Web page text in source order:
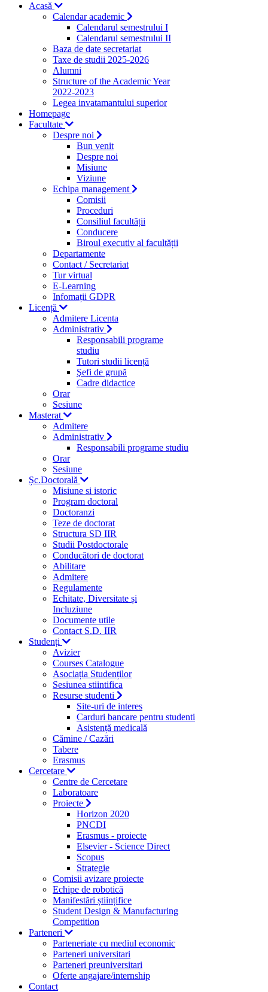
Acasă
Calendar academic
Calendarul semestrului I
Calendarul semestrului II
Baza de date secretariat
Taxe de studii 2025-2026
Alumni
Structure of the Academic Year
2022-2023
Legea invatamantului superior
Homepage
Facultate
Despre noi
Bun venit
Despre noi
Misiune
Viziune
Echipa management
Comisii
Proceduri
Consiliul facultății
Conducere
Biroul executiv al facultății
Departamente
Contact / Secretariat
Tur virtual
E-Learning
Infomații GDPR
Licență
Admitere Licenta
Administrativ
Responsabili programe
studiu
Tutori studii licență
Şefi de grupă
Cadre didactice
Orar
Sesiune
Masterat
Admitere
Administrativ
Responsabili programe studiu
Orar
Sesiune
Șc.Doctorală
Misiune si istoric
Program doctoral
Doctoranzi
Teze de doctorat
Structura SD IIR
Studii Postdoctorale
Conducători de doctorat
Abilitare
Admitere
Regulamente
Echitate, Diversitate și
Incluziune
Documente utile
Contact S.D. IIR
Studenți
Avizier
Courses Catalogue
Asociația Studenților
Sesiunea stiintifica
Resurse studenti
Site-uri de interes
Carduri bancare pentru studenti
Asistență medicală
Cămine / Cazări
Tabere
Erasmus
Cercetare
Centre de Cercetare
Laboratoare
Proiecte
Horizon 2020
PNCDI
Erasmus - proiecte
Elsevier - Science Direct
Scopus
Strategie
Comisii avizare proiecte
Echipe de robotică
Manifestări științifice
Student Design & Manufacturing
Competition
Parteneri
Parteneriate cu mediul economic
Parteneri universitari
Parteneri preuniversitari
Oferte angajare/internship
Contact